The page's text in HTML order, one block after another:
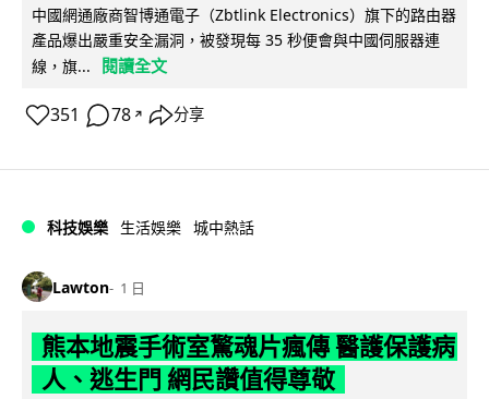
中國網通廠商智博通電子（Zbtlink Electronics）旗下的路由器
產品爆出嚴重安全漏洞，被發現每 35 秒便會與中國伺服器連
線，旗...
閱讀全文
351 78 ↗ 分享
科技娛樂 生活娛樂 城中熱話
Lawton 1 日
熊本地震手術室驚魂片瘋傳 醫護保護病
人、逃生門 網民讚值得尊敬